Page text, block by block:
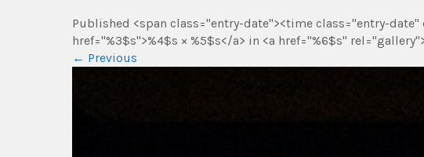
Published <span class="entry-date"><time class="entry-
href="%3$s">%4$s × %5$s</a> in <a href="%6$s"
← Previous